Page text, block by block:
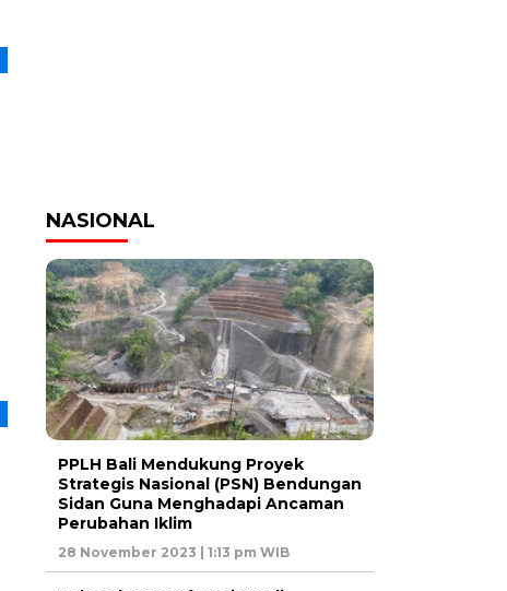
NASIONAL
PPLH Bali Mendukung Proyek
Strategis Nasional (PSN) Bendungan
Sidan Guna Menghadapi Ancaman
Perubahan Iklim
28 November 2023 | 1:13 pm WIB